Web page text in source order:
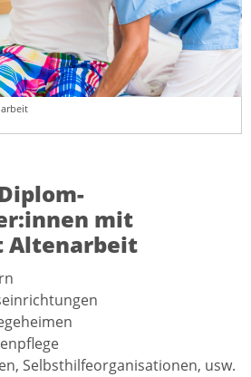
mit
Altenarbeit
Selbsthilfeorganisationen, usw.